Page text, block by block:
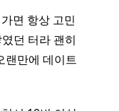
면 항상 고민
던 터라 괜히
랜만에 데이트